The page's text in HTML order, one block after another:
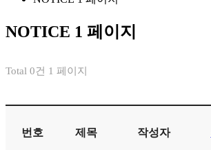
NOTICE 1 페이지
Total 0건 1 페이지
번호 제목 작성자